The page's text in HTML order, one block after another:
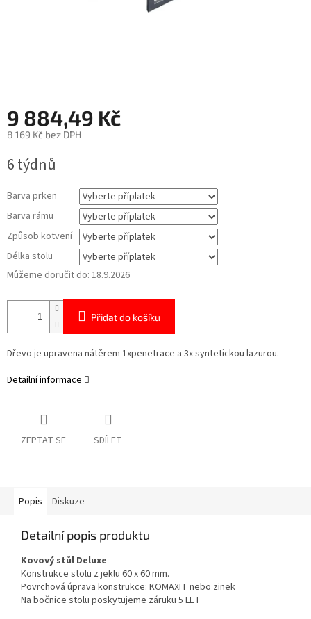
9 884,49 Kč
8 169 Kč bez DPH
cena:
6 týdnů
Barva prken
Barva rámu
Způsob kotvení
Délka stolu
Můžeme doručit do: 18.9.2026
Přidat do košíku
Dřevo je upravena nátěrem 1xpenetrace a 3x syntetickou lazurou.
Detailní informace
ZEPTAT SE SDÍLET
Popis Diskuze
Detailní popis produktu
Kovový stůl Deluxe
Konstrukce stolu z jeklu 60 x 60 mm.
Povrchová úprava konstrukce: KOMAXIT nebo zinek
Na bočnice stolu poskytujeme záruku 5 LET